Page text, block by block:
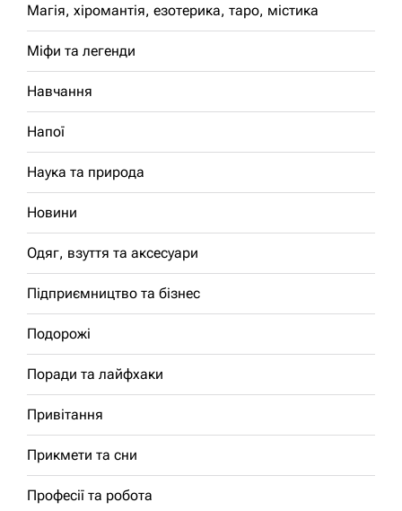
Магія, хіромантія, езотерика, таро, містика
Міфи та легенди
Навчання
Напої
Наука та природа
Новини
Одяг, взуття та аксесуари
Підприємництво та бізнес
Подорожі
Поради та лайфхаки
Привітання
Прикмети та сни
Професії та робота